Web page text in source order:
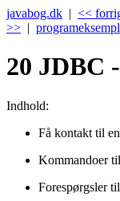
javabog.dk | <<
>> |
20 JDBC
Indhold:
Få kontakt til
Kommandoer
Forespørgsler